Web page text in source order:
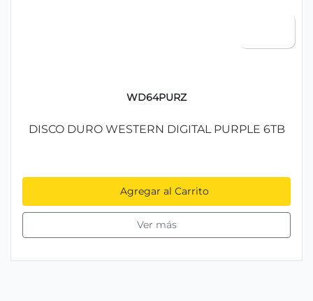
WD64PURZ
DISCO DURO WESTERN DIGITAL PURPLE 6TB
Agregar al Carrito
Ver más